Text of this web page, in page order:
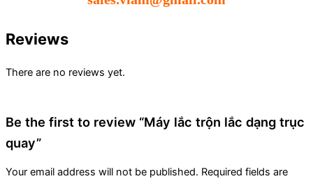
Reviews
There are no reviews yet.
Be the first to review “Máy lắc trộn lắc dạng trục
quay”
Your email address will not be published. Required fields are